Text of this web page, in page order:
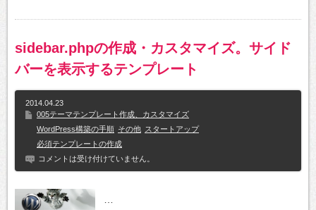
sidebar.phpの作成・カスタマイズ。サイド
バーを表示するテンプレート
2014.04.23
005テーマテンプレート作成、カスタマイズ
WordPress構築の手順 その他 スタートアップ
必須テンプレートの作成
コメントは受け付けていません。